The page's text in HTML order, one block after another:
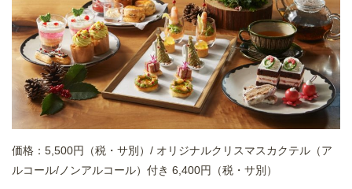
価格：5,500円（税・サ別）/ オリジナルクリスマスカクテル（ア
ルコール/ノンアルコール）付き 6,400円（税・サ別）